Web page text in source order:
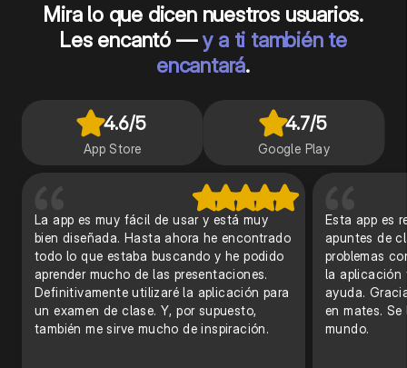
Mira lo que dicen nuestros usuarios.
Les encantó —y a ti también te
encantará.
4.6/5
App Store
4.7/5
Google Play
La app es muy fácil de usar y está muy
bien diseñada. Hasta ahora he encontrado
todo lo que estaba buscando y he podido
aprender mucho de las presentaciones.
Definitivamente utilizaré la aplicación para
un examen de clase. Y, por supuesto,
también me sirve mucho de inspiración.
Esta app es
apuntes de
problemas
la aplicación
ayuda.
en mates.
mundo.